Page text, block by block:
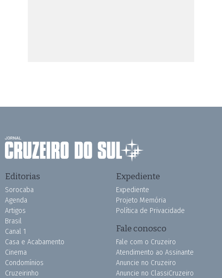
Editorias
Sorocaba
Agenda
Artigos
Brasil
Canal 1
Casa e Acabamento
Cinema
Condomínios
Cruzeirinho
Expediente
Expediente
Projeto Memória
Política de Privacidade
Fale conosco
Fale com o Cruzeiro
Atendimento ao Assinante
Anuncie no Cruzeiro
Anuncie no ClassiCruzeiro